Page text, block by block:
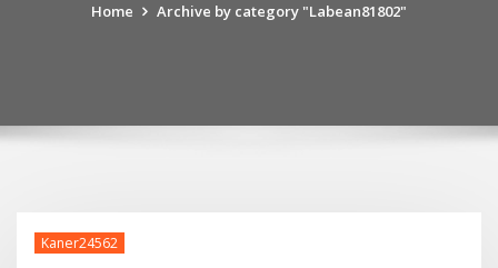
Home Archive by category "Labean81802"
Kaner24562